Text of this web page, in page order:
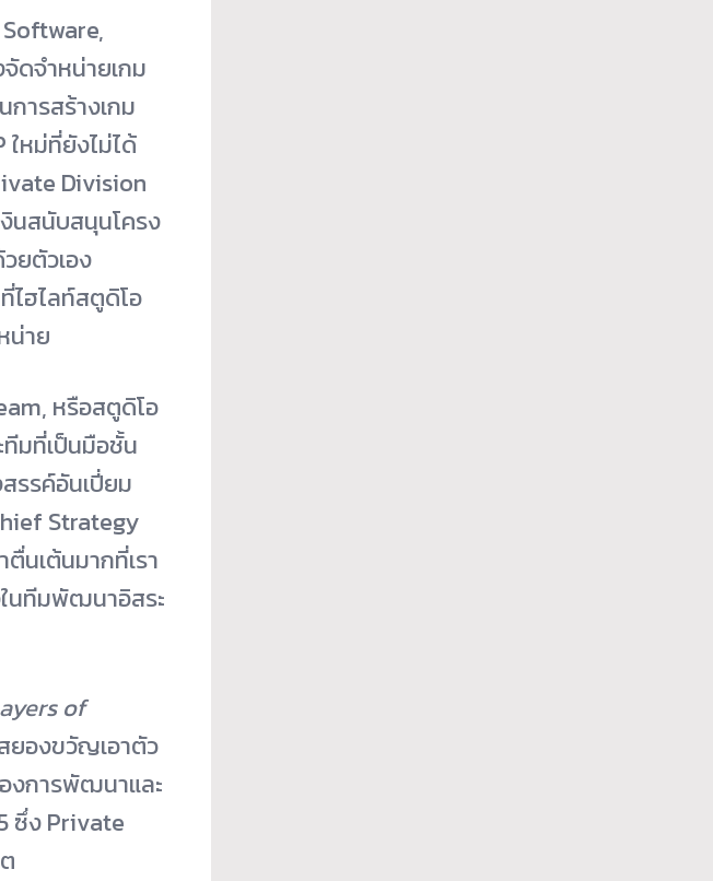
จัดจำหน่ายเกม
การสร้างเกม
หม่ที่ยังไม่ได้
Division
งินสนับสนุนโครง
วยตัวเอง
ที่ไฮไลท์สตูดิโอ
น่าย
หรือสตูดิโอ
มที่เป็นมือชั้น
รรค์อันเปี่ยม
Strategy
นเต้นมากที่เรา
ในทีมพัฒนาอิสระ
of
ยองขวัญเอาตัว
งการพัฒนาและ
ซึ่ง Private